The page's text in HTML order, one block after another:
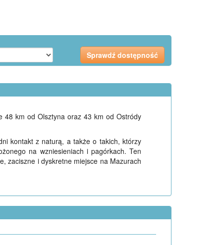
48 km od Olsztyna oraz 43 km od Ostródy
kontakt z naturą, a także o takich, którzy
na wzniesieniach i pagórkach. Ten
zaciszne i dyskretne miejsce na Mazurach